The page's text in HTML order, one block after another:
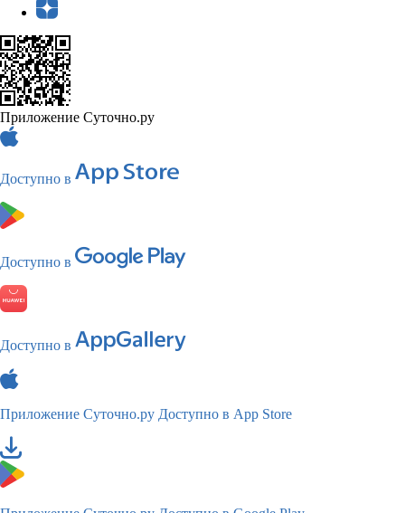
Приложение Суточно.ру
Доступно в
Доступно в
Доступно в
Приложение Суточно.ру Доступно в App Store